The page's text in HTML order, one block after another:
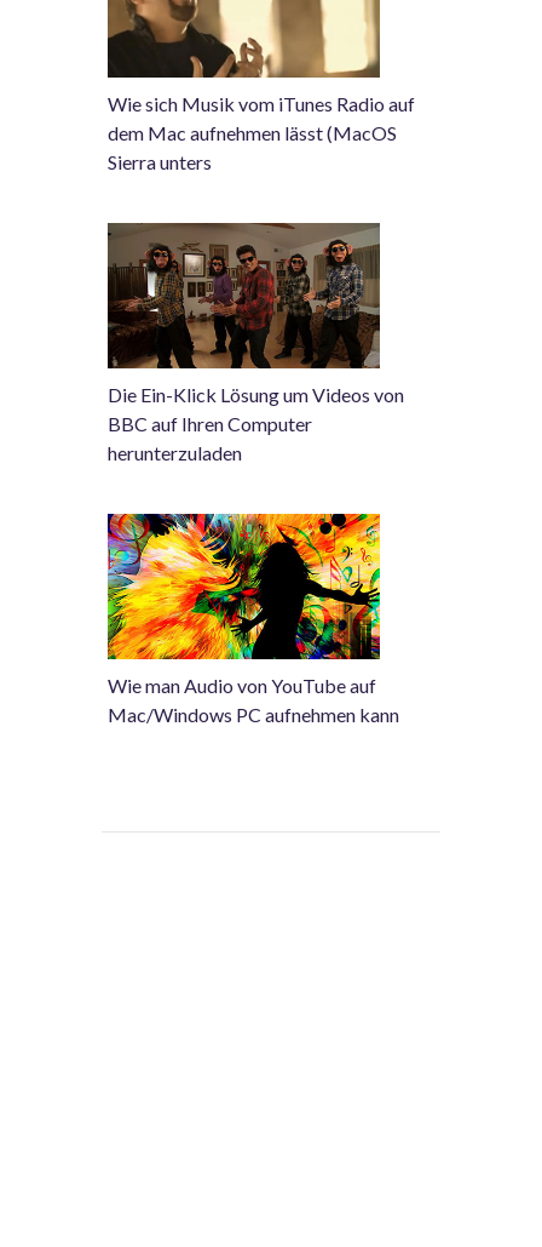
Wie sich Musik vom iTunes Radio auf
dem Mac aufnehmen lässt (MacOS
Sierra unters
Die Ein-Klick Lösung um Videos von
BBC auf Ihren Computer
herunterzuladen
Wie man Audio von YouTube auf
Mac/Windows PC aufnehmen kann